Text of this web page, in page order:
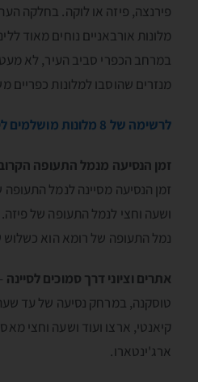
פירנצה, פיזה או לוקה. בחלקה
מלונות אורבאניים נוחים מאוד
במרחב הכפרי סביב העיר, לא מעט
מנזרים שהוסבו למלונות כפריים
לרשימה של 8 מלונות מושלמים לטיול בסיינה, הקליקו כאן…
זמן הנסיעה מנמל התעופה הקרוב
זמן הנסיעה מסיינה לנמל
ושעה וחצי לנמל התעופה של פיזה.
נמל התעופה של רומא הוא כשלוש
אתרים וציוני דרך סמוכים לסיינה
טוסקנה, במרחק נסיעה של עד שעה
קיאנטי, ארצו ועוד ושעה וחצי
ארג'ינטארו.